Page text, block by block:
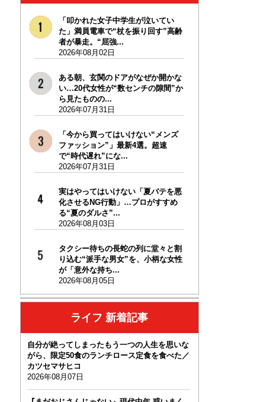
「叩かれた女子中学生が泣いてい
た」満員電車で“杖を振り回す”高齢
者が暴走。“屈強...
2026年08月02日
ある朝、玄関のドアがなぜか開かな
い…20代女性が“数センチの隙間”か
ら見たものの...
2026年07月31日
「今から買ってはいけない“メンズ
ファッション”」最新4選。超速
で“時代遅れ”にな...
2026年07月31日
実はやってはいけない「夏バテを悪
化させるNG行動」…プロがすすめ
る“夏のダルさ”...
2026年08月03日
タクシー待ちの長蛇の列に堂々と割
り込む“派手な男女”を、小柄な女性
が「意外な持ち...
2026年08月05日
ライフ 新着記事
自分が絶ってしまったもう一つの人生を思いな
がら、限定50食のランチロース定食を食べた／
カツセマサヒコ
2026年08月07日